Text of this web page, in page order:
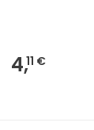
4,11 €